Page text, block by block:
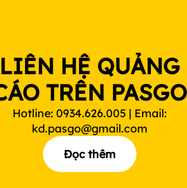
LIÊN HỆ QUẢNG
TRÊN PASGO
Hotline: 0934.626.005 | Email:
kd.pasgo@gmail.com
Đọc thêm